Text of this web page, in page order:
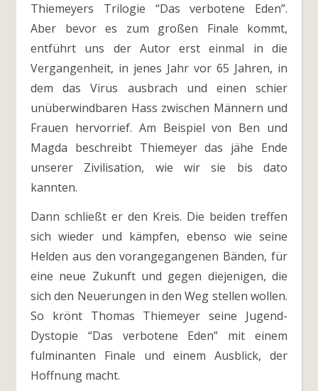
Thiemeyers Trilogie “Das verbotene Eden”.
Aber bevor es zum großen Finale kommt,
entführt uns der Autor erst einmal in die
Vergangenheit, in jenes Jahr vor 65 Jahren, in
dem das Virus ausbrach und einen schier
unüberwindbaren Hass zwischen Männern und
Frauen hervorrief. Am Beispiel von Ben und
Magda beschreibt Thiemeyer das jähe Ende
unserer Zivilisation, wie wir sie bis dato
kannten.
Dann schließt er den Kreis. Die beiden treffen
sich wieder und kämpfen, ebenso wie seine
Helden aus den vorangegangenen Bänden, für
eine neue Zukunft und gegen diejenigen, die
sich den Neuerungen in den Weg stellen wollen.
So krönt Thomas Thiemeyer seine Jugend-
Dystopie “Das verbotene Eden” mit einem
fulminanten Finale und einem Ausblick, der
Hoffnung macht.